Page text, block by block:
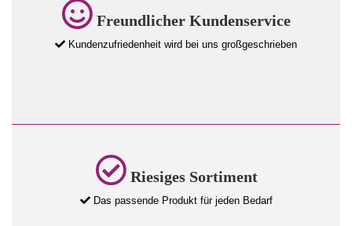
Freundlicher Kundenservice
Kundenzufriedenheit wird bei uns großgeschrieben
Riesiges Sortiment
Das passende Produkt für jeden Bedarf